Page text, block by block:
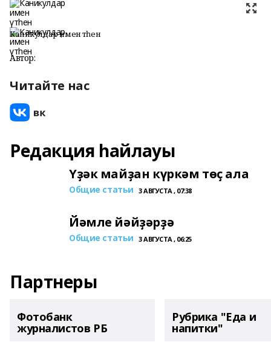
Каникулдар имен үтһен
Автор:
Читайте нас
Редакция һайлауы
Үҙәк майҙан күркәм төҫ ала
Общие статьи 3 АВГУСТА , 07:38
Йәмле йәйҙәрҙә
Общие статьи 3 АВГУСТА , 06:25
Партнеры
Фотобанк
журналистов РБ
Рубрика "Еда и
напитки"